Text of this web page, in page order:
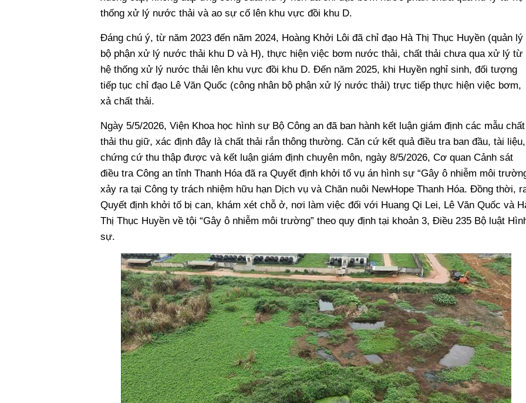
thống xử lý nước thải và ao sự cố lên khu vực đồi khu D.
Đáng chú ý, từ năm 2023 đến năm 2024, Hoàng Khởi Lôi đã chỉ đạo Hà Thị Thục Huyền (quản lý
bộ phận xử lý nước thải khu D và H), thực hiện việc bơm nước thải, chất thải chưa qua xử lý từ
hệ thống xử lý nước thải lên khu vực đồi khu D. Đến năm 2025, khi Huyền nghỉ sinh, đối tượng
tiếp tục chỉ đạo Lê Văn Quốc (công nhân bộ phận xử lý nước thải) trực tiếp thực hiện việc bơm,
xả chất thải.
Ngày 5/5/2026, Viện Khoa học hình sự Bộ Công an đã ban hành kết luận giám định các mẫu chất
thải thu giữ, xác định đây là chất thải rắn thông thường. Căn cứ kết quả điều tra ban đầu, tài liệu,
chứng cứ thu thập được và kết luận giám định chuyên môn, ngày 8/5/2026, Cơ quan Cảnh sát
điều tra Công an tỉnh Thanh Hóa đã ra Quyết định khởi tố vụ án hình sự “Gây ô nhiễm môi
xảy ra tại Công ty trách nhiệm hữu hạn Dịch vụ và Chăn nuôi NewHope Thanh Hóa. Đồng thời,
Quyết định khởi tố bị can, khám xét chỗ ở, nơi làm việc đối với Huang Qi Lei, Lê Văn Quốc và
Thị Thục Huyền về tội “Gây ô nhiễm môi trường” theo quy định tại khoản 3, Điều 235 Bộ luật
sự.